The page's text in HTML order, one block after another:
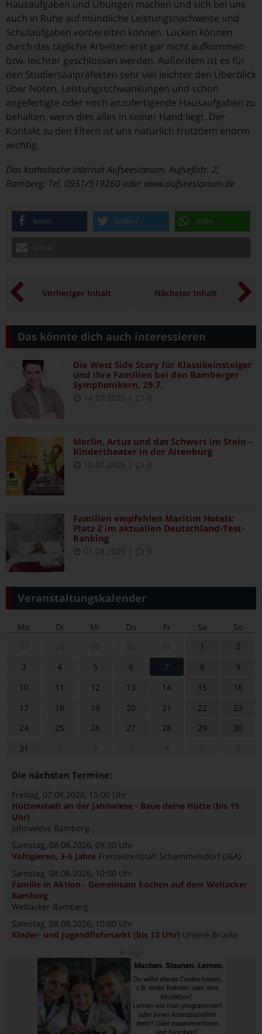
Hausaufgaben und Übungen machen und sich bei uns
auch in Ruhe auf mündliche Leistungsnachweise und
Schulaufgaben vorbereiten können. Lücken können
durch das tägliche Arbeiten erst gar nicht aufkommen
bzw. leichter geschlossen werden. Außerdem ist es für
den Studiersaalpräfekten sehr viel leichter den Überblick
über Noten, Leistungsschwankungen und schon
angefertigte oder noch anzufertigende Hausaufgaben zu
behalten, wenn dies alles in seiner Hand liegt. Der
Kontakt zu den Eltern ist uns natürlich trotzdem enorm
wichtig.
Das katholische Internat Aufseesianum, Aufseßstr. 2,
Bamberg, Tel. 0951/519260 oder www.aufseesianum.de
teilen twittern teilen
Vorheriger Inhalt Nächster Inhalt
Das könnte dich auch interessieren
Die West Side Story für Klassikeinsteiger
und ihre Familien bei den Bamberger
Symphonikern, 29.7.
14.07.2026 0
Merlin, Artus und das Schwert im Stein –
Kindertheater in der Altenburg
10.07.2026 0
Familien empfehlen Maritim Hotels:
Platz 2 im aktuellen Deutschland-Test-
Ranking
01.08.2026 0
Veranstaltungskalender
Mo Di Mi Do Fr Sa
So
1
2
3
4 5 6 7 8
9
10
11 12 13 14 15
16
17
18 19 20 21 22
23
24
25 26 27 28 29
30
31
Die nächsten Termine:
Freitag, 07.08.2026, 15:00 Uhr
Hüttenstadt an der Jahnwiese - Baue deine Hütte (bis 19
Uhr)
Jahnwiese Bamberg
Samstag, 08.08.2026, 09:30 Uhr
Voltigieren, 3-6 Jahre Freizeitreitstall Schammelsdorf (I&A)
Samstag, 08.08.2026, 10:00 Uhr
Familie in Aktion - Gemeinsam kochen auf dem Weltacker
Bamberg
Weltacker Bamberg
Samstag, 08.08.2026, 10:00 Uhr
Kinder- und Jugendflohmarkt (bis 13 Uhr) Untere Brücke